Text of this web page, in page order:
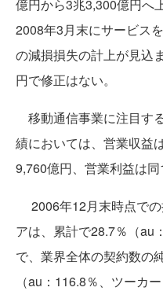
億円から3兆3,300億円へ
2008年3月末にサービス
の減損損失の計上が見込
円で修正はない。
移動通信事業に注目す
績においては、営業収益
9,760億円、営業利益は同
2006年12月末時点で
アは、累計で28.7％（au
で、業界全体の契約数の
（au：116.8％、ツーカ